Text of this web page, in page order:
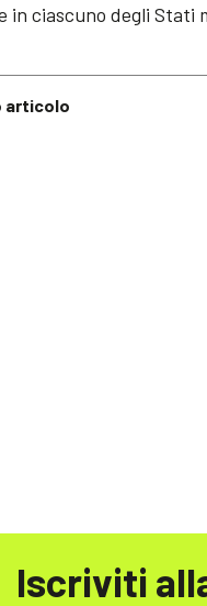
articolo
ciascuno degli Stati
Iscriviti